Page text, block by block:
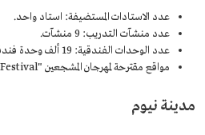
عدد الاستادات المستضيفة: استاد واحد.
عدد منشآت التدريب: 9 منشآت.
عدد الوحدات الفندقية: 19 ألف وحدة فندقية.
مواقع مقترحة لمهرجان المشجعين "FIFA Fan Festival": موقعان.
مدينة نيوم